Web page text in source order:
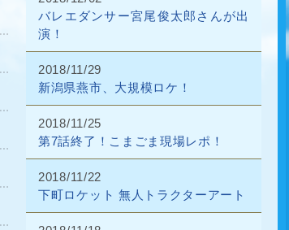
バレエダンサー宮尾俊太郎さんが出
演！
2018/11/29
新潟県燕市、大規模ロケ！
2018/11/25
第7話終了！こまごま現場レポ！
2018/11/22
下町ロケット 無人トラクターアート